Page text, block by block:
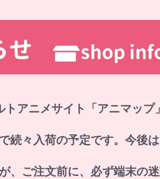
アニメサイト「アニマップ
続々入荷の予定です。今後
ご注文前に、必ず端末の